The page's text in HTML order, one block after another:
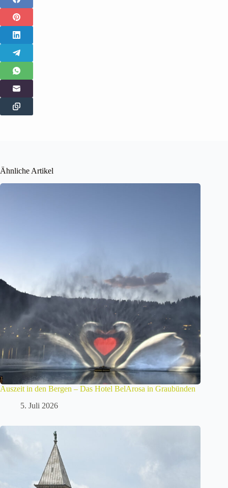
Ähnliche Artikel
Auszeit in den Bergen – Das Hotel BelArosa in Graubünden
5. Juli 2026